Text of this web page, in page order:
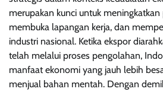
merupakan kunci untuk
membuka lapangan kerja, dan
industri nasional. Ketika ekspor
telah melalui proses pengolahan,
manfaat ekonomi yang jauh lebih
menjual bahan mentah. Dengan